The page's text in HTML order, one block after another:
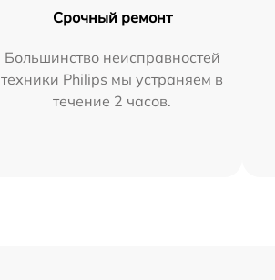
Срочный ремонт
Большинство неисправностей
техники Philips мы устраняем в
течение 2 часов.